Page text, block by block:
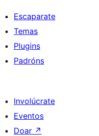
Escaparate
Temas
Plugins
Padróns
Involúcrate
Eventos
Doar ↗